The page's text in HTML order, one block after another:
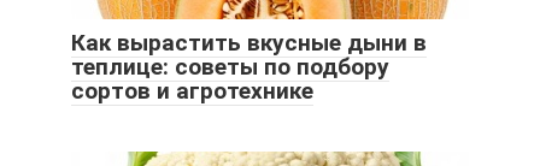
Как вырастить вкусные дыни в
теплице: советы по подбору
сортов и агротехнике